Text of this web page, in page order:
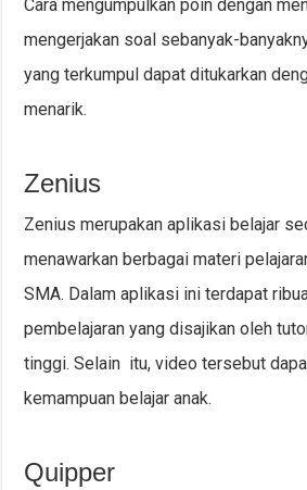
Cara mengumpulkan poin dengan
mengerjakan soal sebanyak-
yang terkumpul dapat ditukarkan
menarik.
Zenius
Zenius merupakan aplikasi belajar
menawarkan berbagai materi
SMA. Dalam aplikasi ini terdapat
pembelajaran yang disajikan oleh
tinggi. Selain itu, video tersebut
kemampuan belajar anak.
Quipper